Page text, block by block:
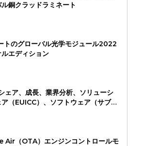
銅クラッドラミネート
トのグローバル光学モジュール2022
エディション
ェア、成長、業界分析、ソリューシ
（EUICC）、ソフトウェア（サブス
リモートプロビジョニング）、アプ
ートフォン、ラップトップ/タブレッ
、企業、通信事業者、OEM、
（OTA）エンジンコントロールモ